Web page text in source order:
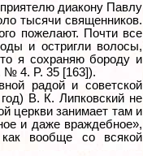
диакону Павлу
тысячи священников.
пожелают. Почти все
и остригли волосы,
я сохраняю бороду и
№ 4. P. 35 [163]).
радой и советской
В. К. Липковский не
церкви занимает там и
и даже враждебное»,
вообще со всякой